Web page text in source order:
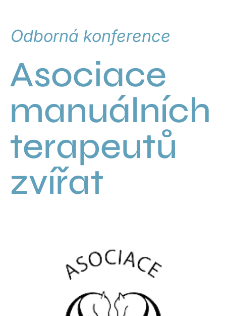
Odborná konference
Asociace
manuálních
terapeutů
zvířat